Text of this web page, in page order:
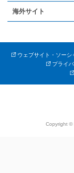
海外サイト
ウェブサイト・ソー
プライ
Copyright ©